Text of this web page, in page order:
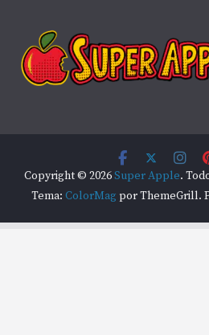
Copyright © 2026Super Apple.
Tema: ColorMag por ThemeGrill.